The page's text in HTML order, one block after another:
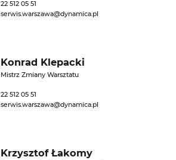
22 512 05 51
serwis.warszawa@dynamica.pl
Konrad Klepacki
Mistrz Zmiany Warsztatu
22 512 05 51
serwis.warszawa@dynamica.pl
Krzysztof Łakomy